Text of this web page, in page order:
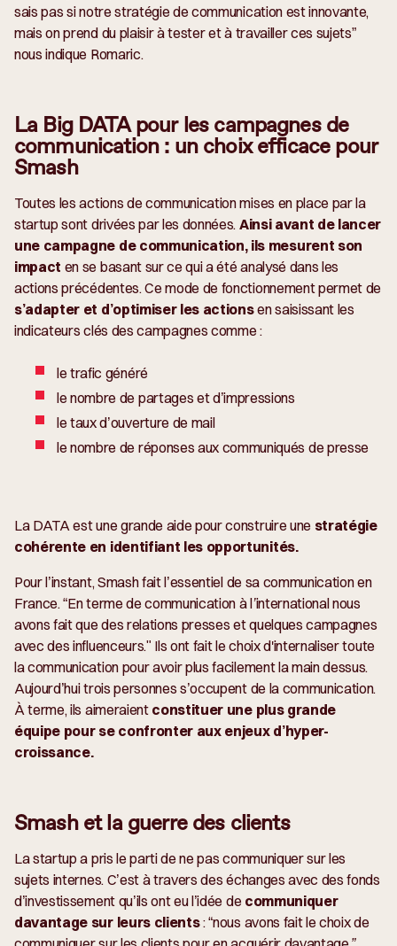
sais pas si notre stratégie de communication est innovante,
mais on prend du plaisir à tester et à travailler ces sujets”
nous indique Romaric.
La Big DATA pour les campagnes de
communication : un choix efficace pour
Smash
Toutes les actions de communication mises en place par la
startup sont drivées par les données. Ainsi avant de lancer
une campagne de communication, ils mesurent son
impact en se basant sur ce qui a été analysé dans les
actions précédentes. Ce mode de fonctionnement permet de
s’adapter et d’optimiser les actionsen saisissant les
indicateurs clés des campagnes comme :
le trafic généré
le nombre de partages et d’impressions
le taux d’ouverture de mail
le nombre de réponses aux communiqués de presse
La DATA est une grande aide pour construire une stratégie
cohérente en identifiant les opportunités.
Pour l’instant, Smash fait l’essentiel de sa communication en
France. “En terme de communication à l’international nous
avons fait que des relations presses et quelques campagnes
avec des influenceurs." Ils ont fait le choix d'internaliser toute
la communication pour avoir plus facilement la main dessus.
Aujourd’hui trois personnes s’occupent de la communication.
À terme, ils aimeraient constituer une plus grande
équipe pour se confronter aux enjeux d’hyper-
croissance.
Smash et la guerre des clients
La startup a pris le parti de ne pas communiquer sur les
sujets internes. C’est à travers des échanges avec des fonds
d’investissement qu’ils ont eu l’idée de communiquer
davantage sur leurs clients: “nous avons fait le choix de